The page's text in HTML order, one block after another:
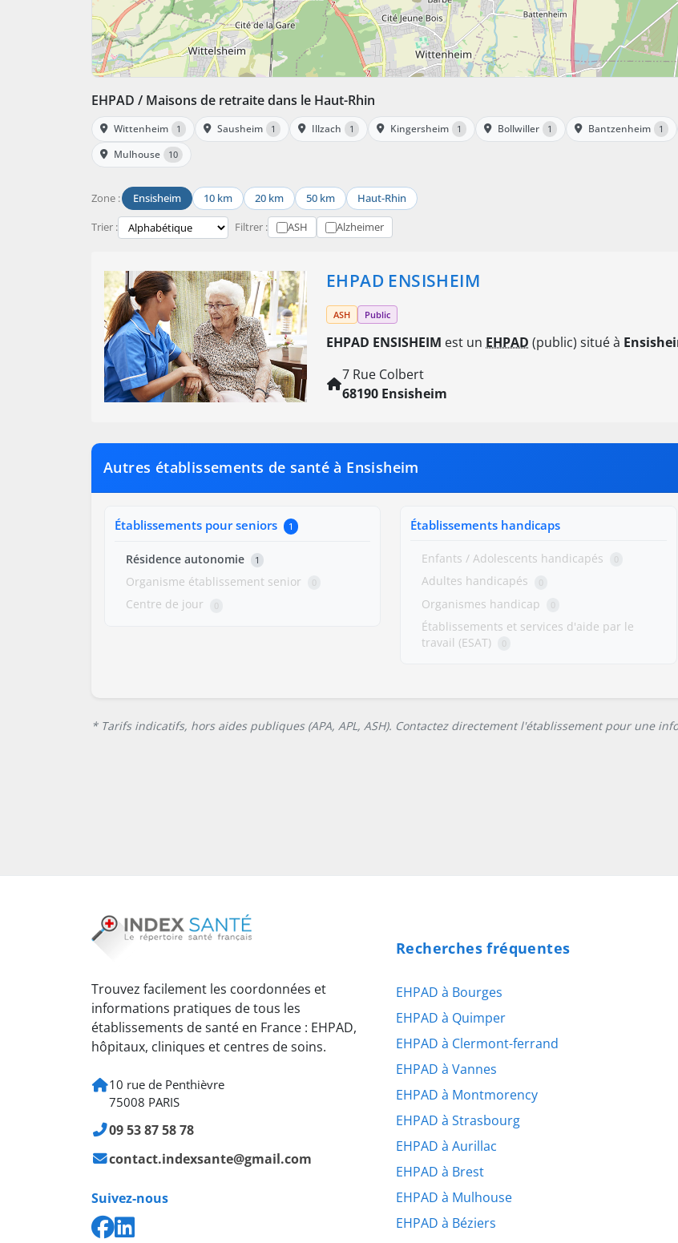
EHPAD / Maisons de retraite dans le Haut-Rhin
Wittenheim 1 Sausheim 1 Illzach 1 Kingersheim 1 Bollwiller 1 Bantzenheim 1
Mulhouse 10
Zone : Ensisheim 10 km 20 km 50 km Haut-Rhin
Trier : Filtrer : ASH Alzheimer
EHPAD ENSISHEIM
ASH Public
EHPAD ENSISHEIM est un EHPAD (public) situé à
7 Rue Colbert
68190 Ensisheim
Autres établissements de santé à Ensisheim
Établissements pour seniors 1
Résidence autonomie 1
Organisme établissement senior 0
Centre de jour 0
Établissements handicaps
Enfants / Adolescents handicapés 0
Adultes handicapés 0
Organismes handicap 0
Établissements et services d'aide par le
travail (ESAT)
0
* Tarifs indicatifs, hors aides publiques (APA, APL, ASH). Contactez directement l'établissement pour une
Trouvez facilement les coordonnées et
informations pratiques de tous les
établissements de santé en France : EHPAD,
hôpitaux, cliniques et centres de soins.
10 rue de Penthièvre
75008 PARIS
09 53 87 58 78
contact.indexsante@gmail.com
Suivez-nous
Recherches fréquentes
EHPAD à Bourges
EHPAD à Quimper
EHPAD à Clermont-ferrand
EHPAD à Vannes
EHPAD à Montmorency
EHPAD à Strasbourg
EHPAD à Aurillac
EHPAD à Brest
EHPAD à Mulhouse
EHPAD à Béziers